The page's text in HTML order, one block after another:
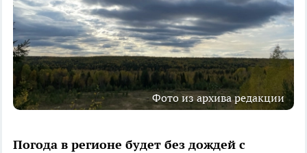
Фото из архива редакции
Погода в регионе будет без дождей с